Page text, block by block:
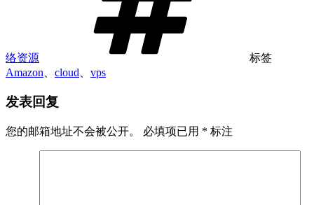
络资源
标签
Amazon
cloud vps
发表回复
您的邮箱地址不会被公开。 必填项已用 * 标注